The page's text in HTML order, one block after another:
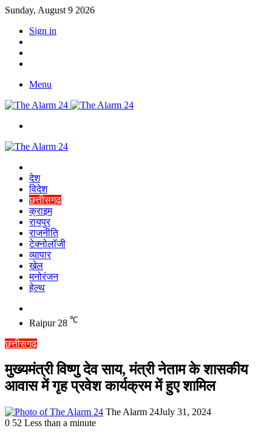
Sunday, August 9 2026
Sign in
Menu
देश
विदेश
छत्तीसगढ़
क्राइम
रायपुर
राजनीति
टेक्नोलॉजी
व्यापार
खेल
मनोरंजन
हेल्थ
skin
Raipur 28 ℃
छत्तीसगढ़
मुख्यमंत्री विष्णु देव साय, मंत्री नेताम के शासकीय
आवास में गृह प्रवेश कार्यक्रम में हुए शामिल
The Alarm 24July 31, 2024
0 52 Less than a minute